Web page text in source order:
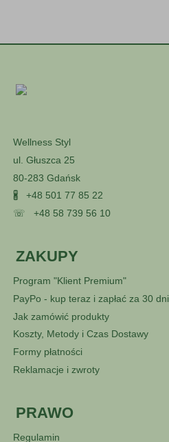
Wellness Styl
ul. Głuszca 25
80-283 Gdańsk
🖁 +48 501 77 85 22
☏ +48 58 739 56 10
ZAKUPY
Program "Klient Premium"
PayPo - kup teraz i zapłać za 30 dni
Jak zamówić produkty
Koszty, Metody i Czas Dostawy
Formy płatności
Reklamacje i zwroty
PRAWO
Regulamin